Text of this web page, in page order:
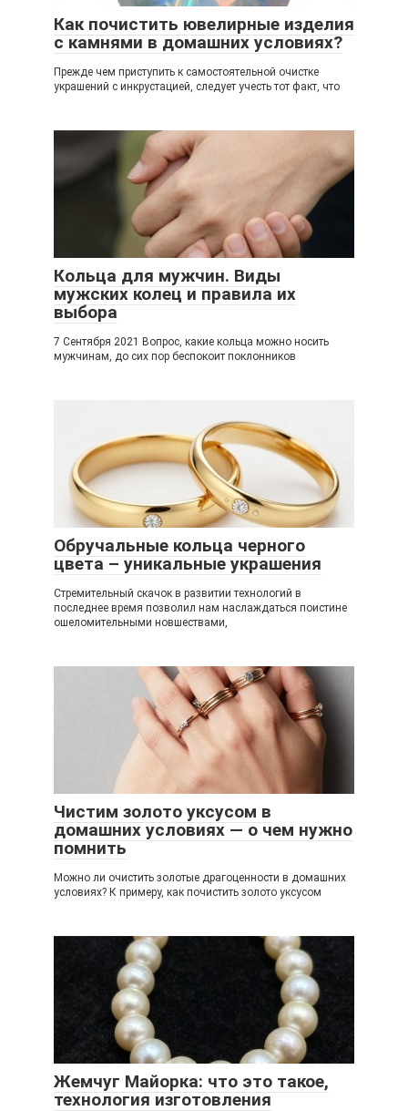
Как почистить ювелирные изделия
с камнями в домашних условиях?
Прежде чем приступить к самостоятельной очистке
украшений с инкрустацией, следует учесть тот факт, что
Кольца для мужчин. Виды
мужских колец и правила их
выбора
7 Сентября 2021 Вопрос, какие кольца можно носить
мужчинам, до сих пор беспокоит поклонников
Обручальные кольца черного
цвета – уникальные украшения
Стремительный скачок в развитии технологий в
последнее время позволил нам наслаждаться поистине
ошеломительными новшествами,
Чистим золото уксусом в
домашних условиях — о чем нужно
помнить
Можно ли очистить золотые драгоценности в домашних
условиях? К примеру, как почистить золото уксусом
Жемчуг Майорка: что это такое,
технология изготовления